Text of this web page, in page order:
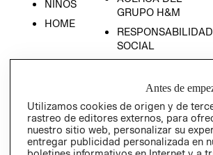
NIÑOS
HOME
GRUPO H&M
RESPONSABILIDAD
SOCIAL
RELACIÓN CON
POLÍTICA
EMPRESARIAL
Antes de
Utilizamos cookies de origen y de
rastreo de editores externos, para
nuestro sitio web, personalizar su
entregar publicidad personalizada en